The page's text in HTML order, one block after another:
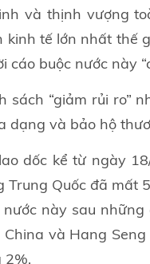
và thịnh vượng
kinh tế lớn nhất
buộc nước này
sách “giảm rủi ro”
dạng và bảo hộ
dốc kể từ ngày
Trung Quốc đã
này sau
China và Hang
2%.